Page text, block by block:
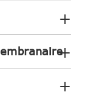
+
+
+